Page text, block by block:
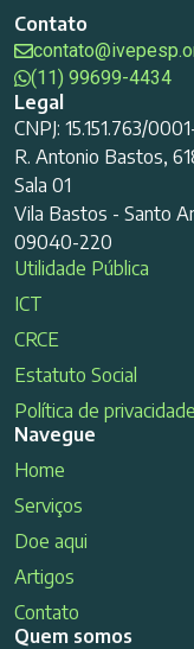
Contato
(11) 99699-4434
Legal
CNPJ: 15.151.763/
R. Antonio Bastos,
Sala 01
Vila Bastos - Santo
09040-220
Utilidade Pública
ICT
CRCE
Estatuto Social
Política de privacidade
Navegue
Home
Serviços
Doe aqui
Artigos
Contato
Quem somos